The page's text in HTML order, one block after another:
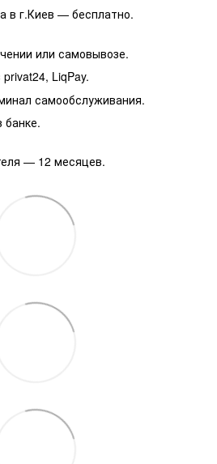
в г.Киев — бесплатно.
или самовывозе.
LiqPay.
самообслуживания.
банке.
— 12 месяцев.